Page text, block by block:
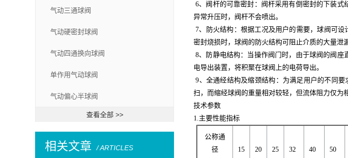
气动三通球阀
气动硬密封球阀
气动四通换向球阀
单作用气动球阀
气动偏心半球阀
查看全部 >>
相关文章 / ARTICLES
6、阀杆的可靠密封：阀杆采用有倒密封的下装式
异常升压时，阀杆不会喷出。
7、防火结构：根据工况及用户的需要，球阀可
密封烧损时，球阀的防火结构可阻止介质的大量泄
8、防静电结构：当操作阀门时，由于球阀的阀
电导出装置，将积聚在球阀上的电荷导出。
9、全通经结构及缩颈结构：为满足用户的不同
扫，而缩经球阀的重量相对较轻，但流体阻力仅为
技术参数
1.主要性能指标
公称通
径
15 20 25 32 40 50